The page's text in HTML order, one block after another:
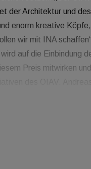
der Architektur und
enorm kreative
wir mit INA
auf die Einbindung
Preis mitwirken
sich auf Holzbau und
an der Ecole